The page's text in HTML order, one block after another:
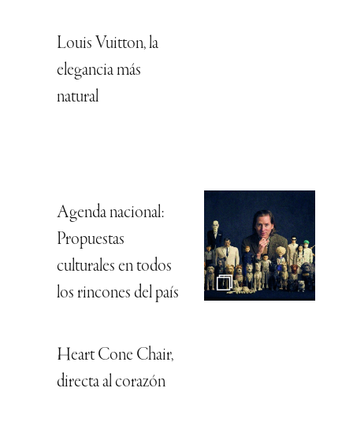
Louis Vuitton, la
elegancia más
natural
Agenda nacional:
Propuestas
culturales en todos
los rincones del país
Heart Cone Chair,
directa al corazón